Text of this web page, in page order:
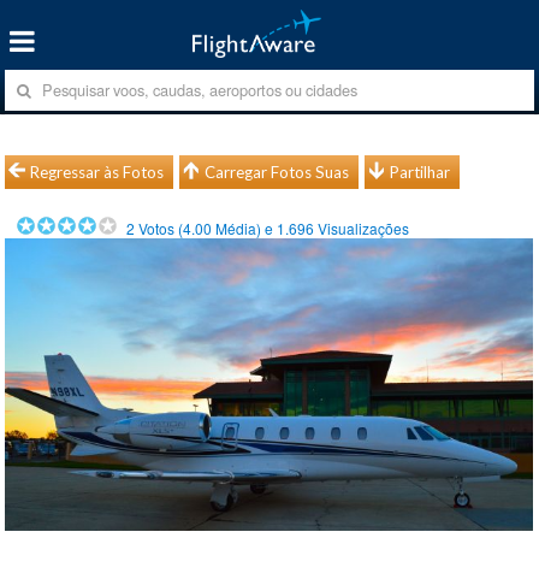
Regressar às Fotos Carregar Fotos Suas Partilhar
2 Votos (4.00 Média) e 1.696 Visualizações